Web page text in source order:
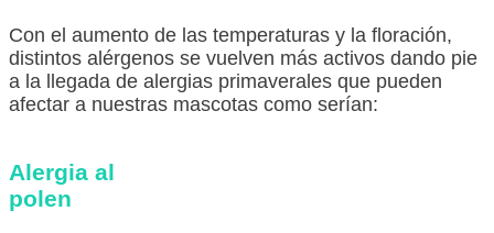
Con el aumento de las temperaturas y la floración,
distintos alérgenos se vuelven más activos dando pie
a la llegada de alergias primaverales que pueden
afectar a nuestras mascotas como serían:
Alergia al
polen